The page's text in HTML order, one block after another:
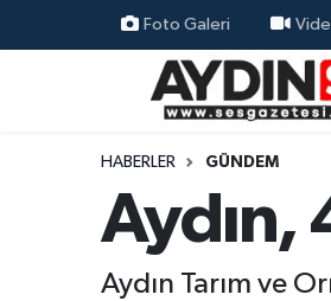
Foto Galeri
HABERLER GÜNDEM
Aydın,
Aydın Tarım ve
Siyaset
Ekonomi
Aydın Nöbetçi Eczaneler
Aydın Hava Durumu
Aydin Namaz Vakitleri
Aydın Trafik Yoğunluk